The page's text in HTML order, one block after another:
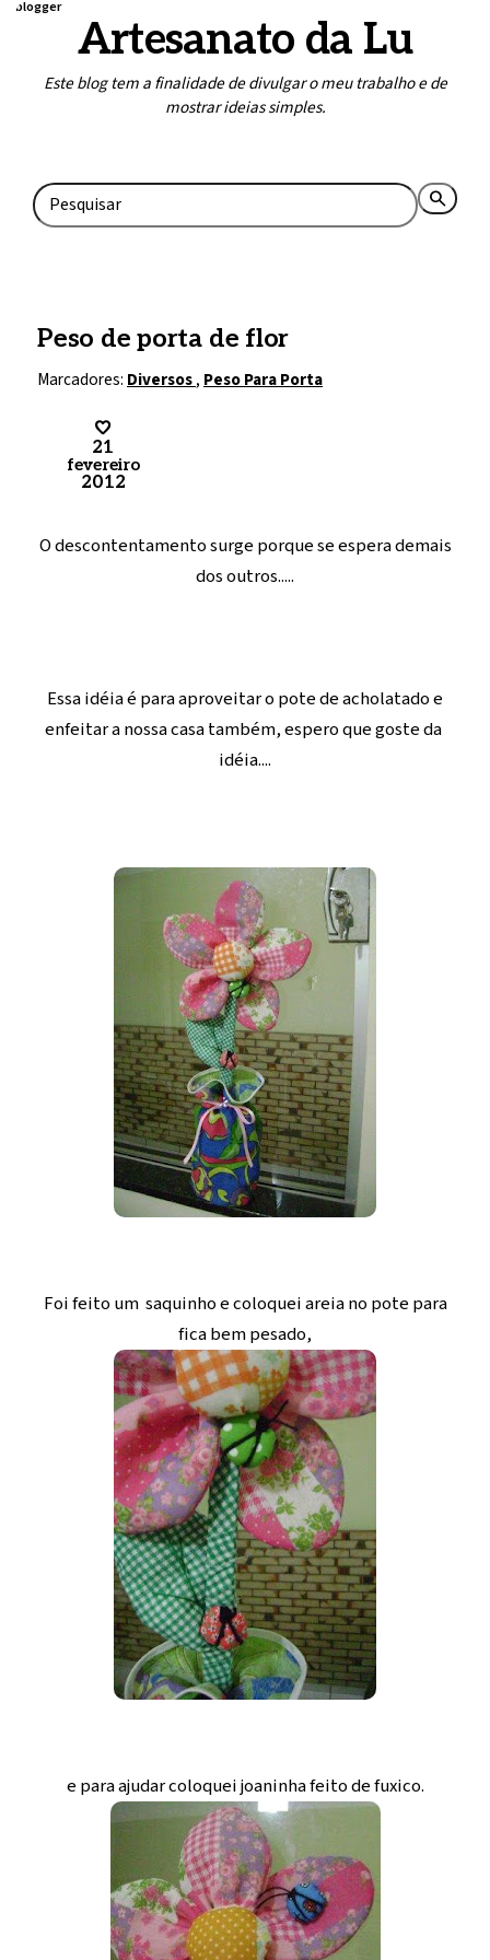
blogger
Artesanato da Lu
Este blog tem a finalidade de divulgar o meu trabalho e de
mostrar ideias simples.
search
Peso de porta de flor
Marcadores: Diversos, Peso Para Porta
21
fevereiro
2012
O descontentamento surge porque se espera demais
dos outros.....
Essa idéia é para aproveitar o pote de acholatado e
enfeitar a nossa casa também, espero que goste da
idéia....
Foi feito um saquinho e coloquei areia no pote para
fica bem pesado,
e para ajudar coloquei joaninha feito de fuxico.